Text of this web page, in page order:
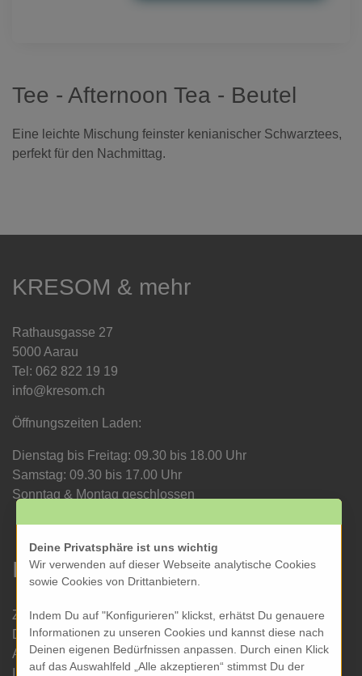
Tee - Afternoon Tea - Beutel
Eine leichte Mischung feinster kenianischer Schwarztees,
perfekt für den Nachmittag.
KRESOM & mehr
Rathausgasse 27
5000 Aarau
Tel: 062 822 19 19
info@kresom.ch
Öffnungszeiten Laden:
Dienstag bis Freitag: 09.30 bis 18.00 Uhr
Samstag: 09.30 bis 17.00 Uhr
Sonntag & Montag geschlossen
Informationen
Zahlung und Versand
Datenschutz
AGB
Impressum
Deine Privatsphäre ist uns wichtig
Wir verwenden auf dieser Webseite analytische Cookies
sowie Cookies von Drittanbietern.
Indem Du auf "Konfigurieren" klickst, erhätst Du genauere
Informationen zu unseren Cookies und kannst diese nach
Deinen eigenen Bedürfnissen anpassen. Durch einen Klick
auf das Auswahlfeld „Alle akzeptieren“ stimmst Du der